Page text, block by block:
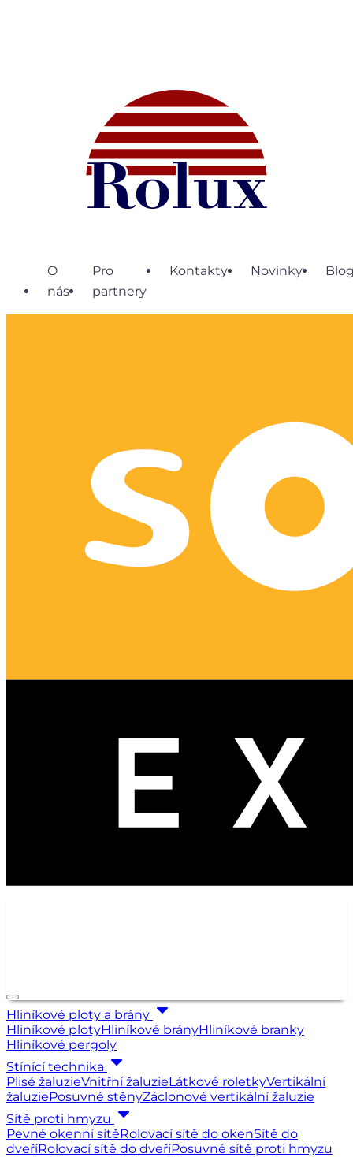
O
nás
Pro
partnery
Kontakty Novinky
Hliníkové ploty a brány
Hliníkové plotyHliníkové brányHliníkové branky
Hliníkové pergoly
Stínící technika
Plisé žaluzieVnitřní žaluzieLátkové roletkyVertikální
žaluziePosuvné stěnyZáclonové vertikální žaluzie
Sítě proti hmyzu
Pevné okenní sítěRolovací sítě do okenSítě do
dveříRolovací sítě do dveříPosuvné sítě proti hmyzu